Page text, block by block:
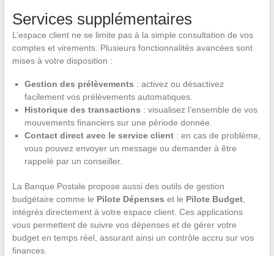
Services supplémentaires
L’espace client ne se limite pas à la simple consultation de vos
comptes et virements. Plusieurs fonctionnalités avancées sont
mises à votre disposition :
Gestion des prélèvements : activez ou désactivez
facilement vos prélèvements automatiques.
Historique des transactions : visualisez l’ensemble de vos
mouvements financiers sur une période donnée.
Contact direct avec le service client: en cas de problème,
vous pouvez envoyer un message ou demander à être
rappelé par un conseiller.
La Banque Postale propose aussi des outils de gestion
budgétaire comme le Pilote Dépenses et le Pilote Budget,
intégrés directement à votre espace client. Ces applications
vous permettent de suivre vos dépenses et de gérer votre
budget en temps réel, assurant ainsi un contrôle accru sur vos
finances.